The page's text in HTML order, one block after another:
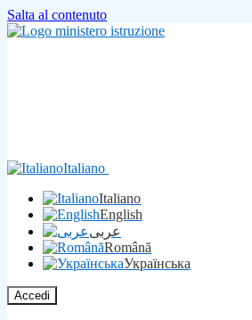
Salta al contenuto
Italiano
Italiano
English
عربى
Română
Українська
Accedi